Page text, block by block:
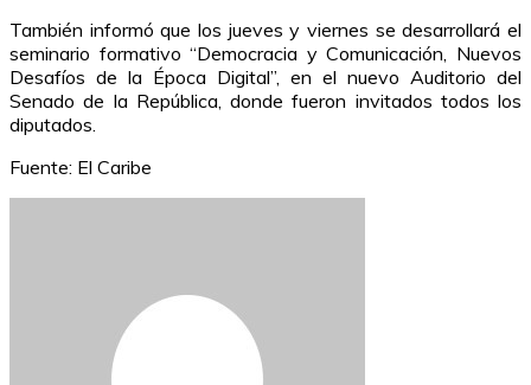
También informó que los jueves y viernes se desarrollará el
seminario formativo “Democracia y Comunicación, Nuevos
Desafíos de la Época Digital”, en el nuevo Auditorio del
Senado de la República, donde fueron invitados todos los
diputados.
Fuente: El Caribe